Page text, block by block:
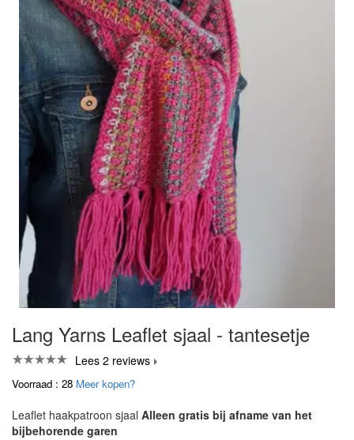
Lang Yarns Leaflet sjaal - tantesetje
Lees 2 reviews
Voorraad : 28 Meer kopen?
Leaflet haakpatroon sjaal Alleen gratis bij afname van het
bijbehorende garen